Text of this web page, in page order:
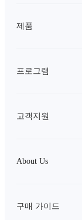
제품
프로그램
고객지원
About Us
구매 가이드